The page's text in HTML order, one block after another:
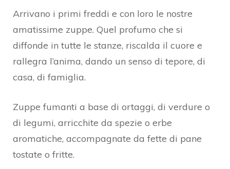
Arrivano i primi freddi e con loro le nostre
amatissime zuppe. Quel profumo che si
diffonde in tutte le stanze, riscalda il cuore e
rallegra l’anima, dando un senso di tepore, di
casa, di famiglia.
Zuppe fumanti a base di ortaggi, di verdure o
di legumi, arricchite da spezie o erbe
aromatiche, accompagnate da fette di pane
tostate o fritte.